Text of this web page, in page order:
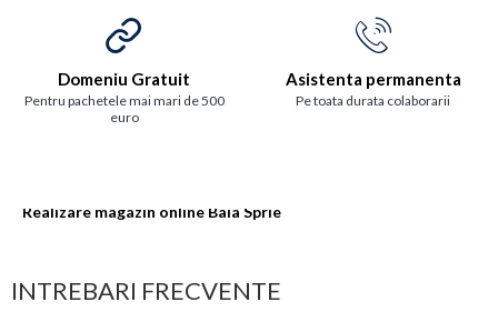
Domeniu Gratuit
Pentru pachetele mai mari de 500
euro
Asistenta permanenta
Pe toata durata colaborarii
Realizare magazin online Baia Sprie
INTREBARI FRECVENTE